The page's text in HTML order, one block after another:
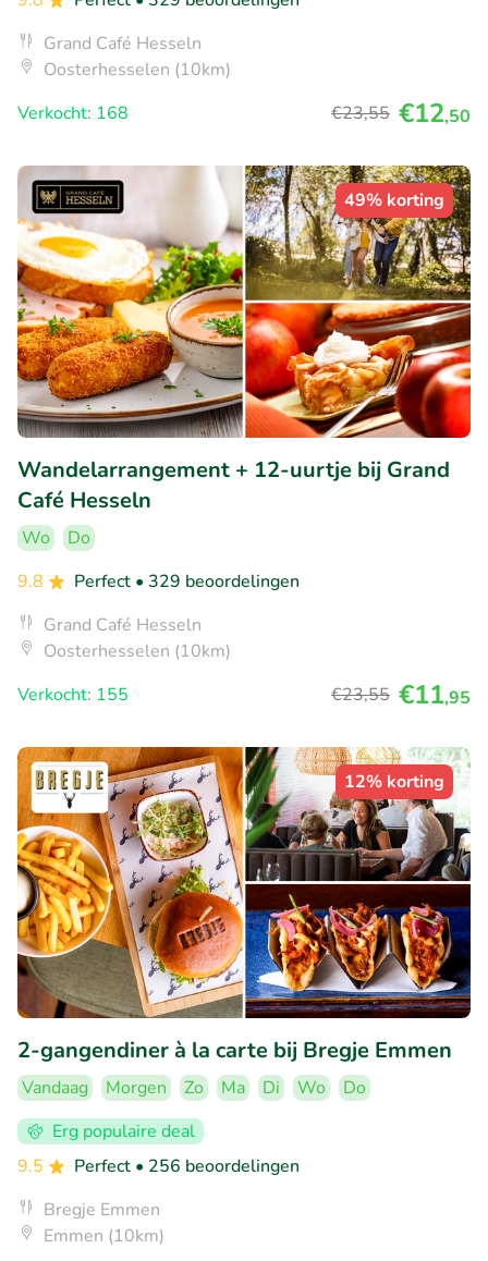
Grand Café Hesseln
Oosterhesselen (10km)
Verkocht: 168
€23,55 €12,50
49% korting
Wandelarrangement + 12-uurtje bij Grand
Café Hesseln
Wo
Do
9.8
Perfect • 329 beoordelingen
Grand Café Hesseln
Oosterhesselen (10km)
Verkocht: 155
€23,55 €11,95
12% korting
2-gangendiner à la carte bij Bregje Emmen
Vandaag Morgen Zo Ma Di Wo
Do
Erg populaire deal
9.5
Perfect • 256 beoordelingen
Bregje Emmen
Emmen (10km)